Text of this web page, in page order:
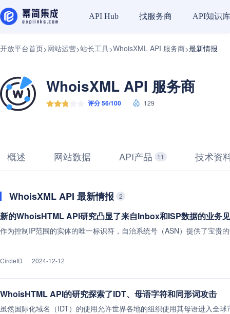
API Hub 找服务商 API知识库
开放平台首页>网站运营>站长工具>WhoisXML API 服务商>最新情报
WhoisXML API 服务商
评分 56/100 129
概述 网站数据 API产品 11 技术资
WhoisXML API 最新情报 2
新的WhoisHTML API研究凸显了来自Inbox和ISP数据的业务
作为控制IP范围的实体的唯一标识符，自治系统号（ASN）提供了宝贵
CircleID 2024-12-12
WhoisHTML API的研究探索了IDT、母语字符和同形词攻击
虽然国际化域名（IDT）的使用允许世界各地的组织使用其母语进入全球